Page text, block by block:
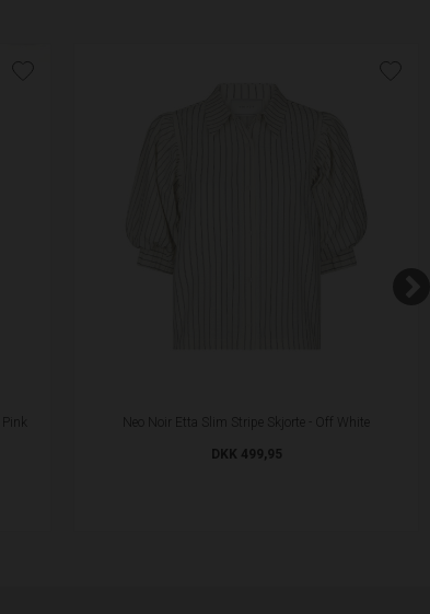
Neo Noir Etta Slim Stripe Skjorte - Off White
DKK 499,95